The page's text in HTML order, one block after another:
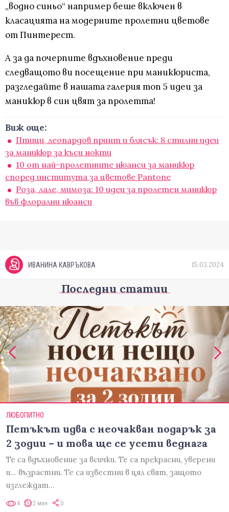
„водно синьо“ например беше включен в
класацията на модерните пролетни цветове
от Пинтерест.
А за да почерпите вдъхновение преди
следващото ви посещение при маникюриста,
разгледайте в нашата галерия топ 5 идеи за
маникюр в син цвят за пролетта!
Виж още:
Птици, леопардов принт и блясък: 8 стилни идеи
за маникюр за къси нокти
10 от най-пролетните нюанси за маникюр
според института за цветове Pantone
Роза, лале, мимоза: 10 идеи за пролетен маникюр
във флорални нюанси
ИВАНИНА КАВРЪКОВА 15.03.2024
Последни статии
ЛЮБОПИТНО
Петъкът идва с неочакван подарък за
2 зодии – и това ще се усети веднага
Те са вдъхновение за всички. Те са прекрасни, уверени
и... възрастни. Те са известни в цял свят, защото
изглеждат…
4 2 мин 0